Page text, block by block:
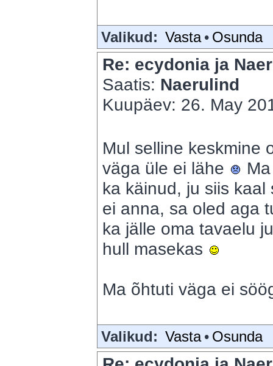
Valikud: Vasta • Osunda
Re: ecydonia ja
Saatis: Naerulind
Kuupäev: 26. May
Mul selline keskmine
väga üle ei lähe
ka käinud, ju siis
ei anna, sa oled aga
ka jälle oma tavaelu
hull masekas
Ma õhtuti väga ei
Valikud: Vasta • Osunda